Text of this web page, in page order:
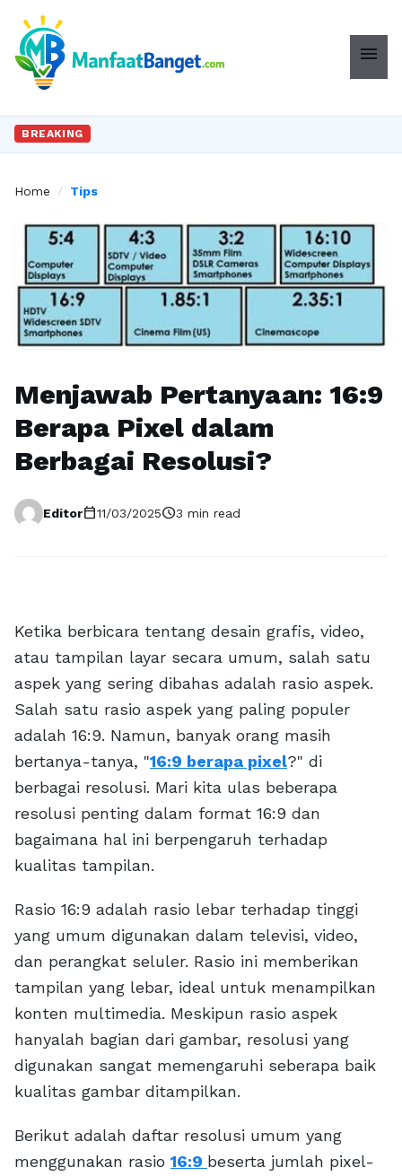
menu
BREAKING
Home / Tips
Menjawab Pertanyaan: 16:9
Berapa Pixel dalam
Berbagai Resolusi?
Editorcalendar_today11/03/2025schedule3 min read
Ketika berbicara tentang desain grafis, video,
atau tampilan layar secara umum, salah satu
aspek yang sering dibahas adalah rasio aspek.
Salah satu rasio aspek yang paling populer
adalah 16:9. Namun, banyak orang masih
bertanya-tanya, "16:9 berapa pixel?" di
berbagai resolusi. Mari kita ulas beberapa
resolusi penting dalam format 16:9 dan
bagaimana hal ini berpengaruh terhadap
kualitas tampilan.
Rasio 16:9 adalah rasio lebar terhadap tinggi
yang umum digunakan dalam televisi, video,
dan perangkat seluler. Rasio ini memberikan
tampilan yang lebar, ideal untuk menampilkan
konten multimedia. Meskipun rasio aspek
hanyalah bagian dari gambar, resolusi yang
digunakan sangat memengaruhi seberapa baik
kualitas gambar ditampilkan.
Berikut adalah daftar resolusi umum yang
menggunakan rasio 16:9 beserta jumlah pixel-